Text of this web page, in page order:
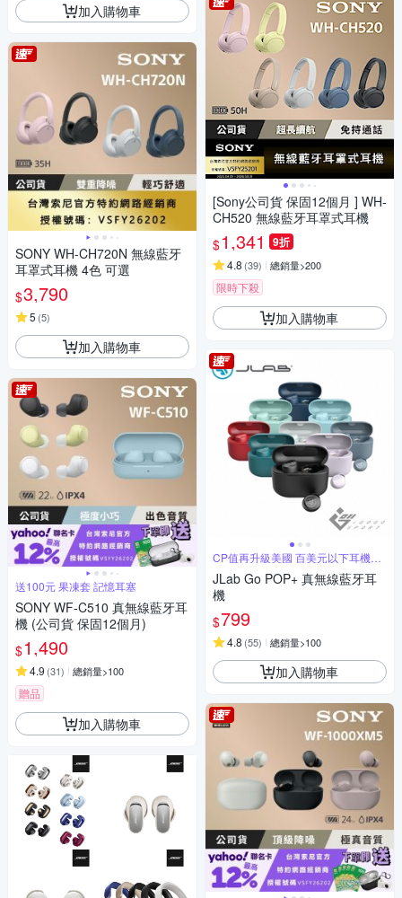
加入購物車
SONY WH-CH720N 無線藍牙
耳罩式耳機 4色 可選
$3,790
5 (5)
加入購物車
送100元 果凍套 記憶耳塞
SONY WF-C510 真無線藍牙耳
機 (公司貨 保固12個月)
$1,490
4.9 (31) 總銷量>100
贈品
加入購物車
[Sony公司貨 保固12個月 ] WH-
CH520 無線藍牙耳罩式耳機
$1,341 9折
4.8 (39) 總銷量>200
限時下殺
加入購物車
CP值再升級美國 百美元以下耳機銷
售冠軍
JLab Go POP+ 真無線藍牙耳
機
$799
4.8 (55) 總銷量>100
加入購物車